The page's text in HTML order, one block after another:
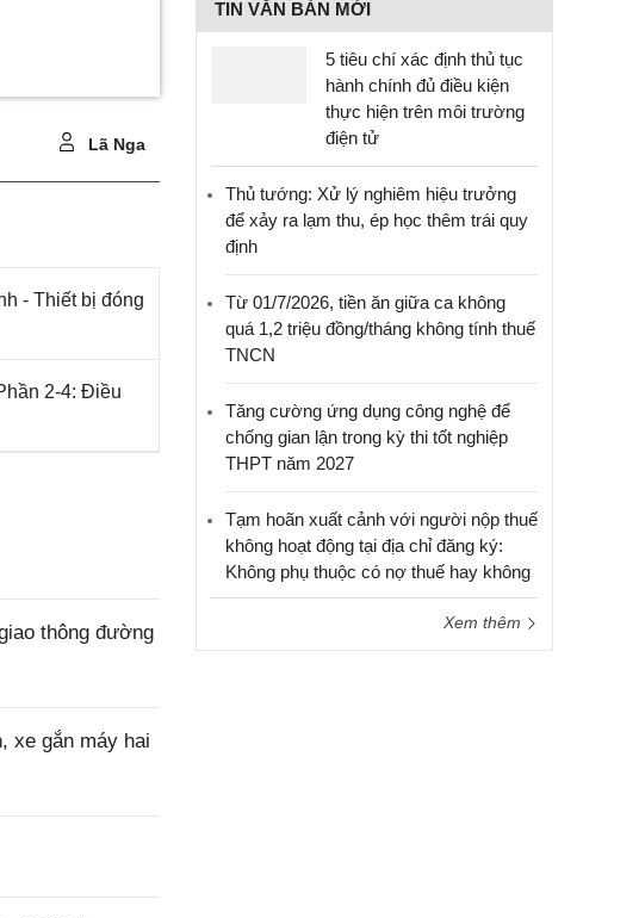
Lã Nga
- Thiết bị đóng
2-4: Điều
thông đường
xe gắn máy hai
TIN VĂN BẢN MỚI
5 tiêu chí xác định thủ tục
hành chính đủ điều kiện
thực hiện trên môi trường
điện tử
Thủ tướng: Xử lý nghiêm hiệu trưởng
để xảy ra lạm thu, ép học thêm trái quy
định
Từ 01/7/2026, tiền ăn giữa ca không
quá 1,2 triệu đồng/tháng không tính thuế
TNCN
Tăng cường ứng dụng công nghệ để
chống gian lận trong kỳ thi tốt nghiệp
THPT năm 2027
Tạm hoãn xuất cảnh với người nộp thuế
không hoạt động tại địa chỉ đăng ký:
Không phụ thuộc có nợ thuế hay không
Xem thêm